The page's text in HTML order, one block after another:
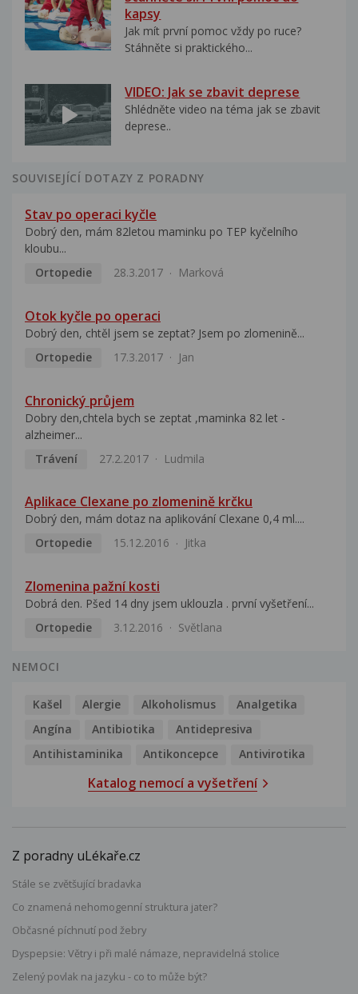
kapsy
Jak mít první pomoc vždy po ruce?
Stáhněte si praktického...
VIDEO: Jak se zbavit deprese
Shlédněte video na téma jak se zbavit
deprese..
SOUVISEJÍCÍ DOTAZY Z PORADNY
Stav po operaci kyčle
Dobrý den, mám 82letou maminku po TEP kyčelního
kloubu...
Ortopedie
28.3.2017 Marková
Otok kyčle po operaci
Dobrý den, chtěl jsem se zeptat? Jsem po zlomenině...
Ortopedie
17.3.2017 Jan
Chronický průjem
Dobry den,chtela bych se zeptat ,maminka 82 let -
alzheimer...
Trávení
27.2.2017 Ludmila
Aplikace Clexane po zlomenině krčku
Dobrý den, mám dotaz na aplikování Clexane 0,4 ml....
Ortopedie
15.12.2016 Jitka
Zlomenina pažní kosti
Dobrá den. Pšed 14 dny jsem uklouzla . první vyšetření...
Ortopedie
3.12.2016 Světlana
NEMOCI
Kašel Alergie Alkoholismus
Analgetika
Angína
Antibiotika
Antidepresiva
Antihistaminika
Antikoncepce Antivirotika
Katalog nemocí a vyšetření
Z poradny uLékaře.cz
Stále se zvětšující bradavka
Co znamená nehomogenní struktura jater?
Občasné píchnutí pod žebry
Dyspepsie: Větry i při malé námaze, nepravidelná stolice
Zelený povlak na jazyku - co to může být?